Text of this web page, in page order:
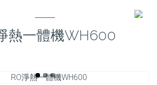
熱一體機WH600